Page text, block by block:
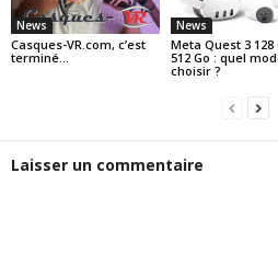
News
Casques-VR.com, c’est
terminé…
News
Meta Quest 3 128
512 Go : quel
choisir ?
Laisser un commentaire